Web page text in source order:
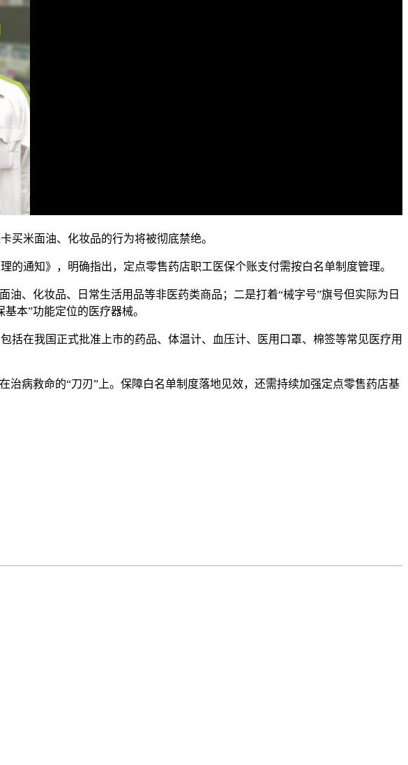
买米面油、化妆品的行为将被彻底禁绝。
通知》，明确指出，定点零售药店职工医保个账支付需按白名单制度管理。
、化妆品、日常生活用品等非医药类商品；二是打着“械字号”旗号但实际为日
本”功能定位的医疗器械。
在我国正式批准上市的药品、体温计、血压计、医用口罩、棉签等常见医疗用
病救命的“刀刃”上。 保障白名单制度落地见效，还需持续加强定点零售药店基